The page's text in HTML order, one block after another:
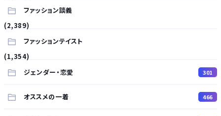
ファッション談義
(2,389)
ファッションテイスト
(1,354)
ジェンダー・恋愛
301
オススメの一着 466